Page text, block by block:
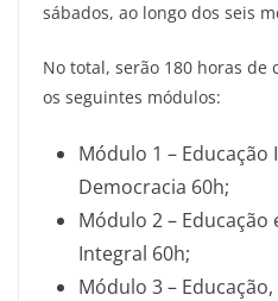
sábados, ao longo dos seis
No total, serão 180 horas
os seguintes módulos:
Módulo 1 –
Democracia 60h;
Módulo 2 –
Integral 60h;
Módulo 3 –